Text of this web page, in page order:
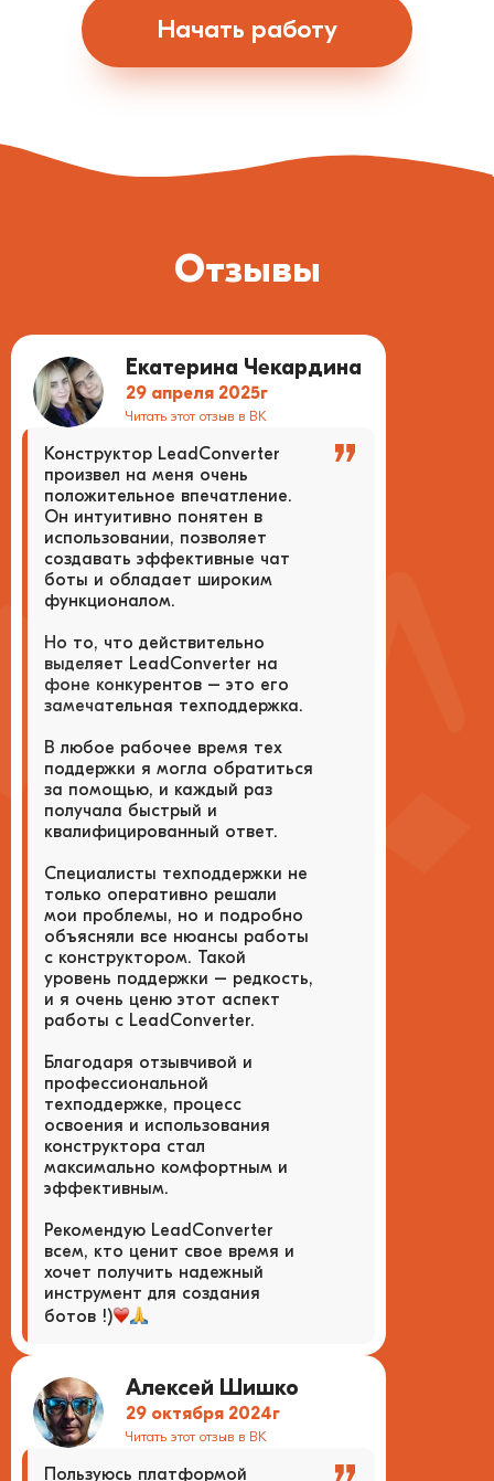
Начать работу
Отзывы
Екатерина Чекардина
29 апреля 2025г
Читать этот отзыв в ВК
Конструктор LeadConverter
произвел на меня очень
положительное впечатление.
Он интуитивно понятен в
использовании, позволяет
создавать эффективные чат
боты и обладает широким
функционалом.
Но то, что действительно
выделяет LeadConverter на
фоне конкурентов – это его
замечательная техподдержка.
В любое рабочее время тех
поддержки я могла обратиться
за помощью, и каждый раз
получала быстрый и
квалифицированный ответ.
Специалисты техподдержки не
только оперативно решали
мои проблемы, но и подробно
объясняли все нюансы работы
с конструктором. Такой
уровень поддержки – редкость,
и я очень ценю этот аспект
работы с LeadConverter.
Благодаря отзывчивой и
профессиональной
техподдержке, процесс
освоения и использования
конструктора стал
максимально комфортным и
эффективным.
Рекомендую LeadConverter
всем, кто ценит свое время и
хочет получить надежный
инструмент для создания
ботов !)
Алексей Шишко
29 октября 2024г
Читать этот отзыв в ВК
Пользуюсь платформой